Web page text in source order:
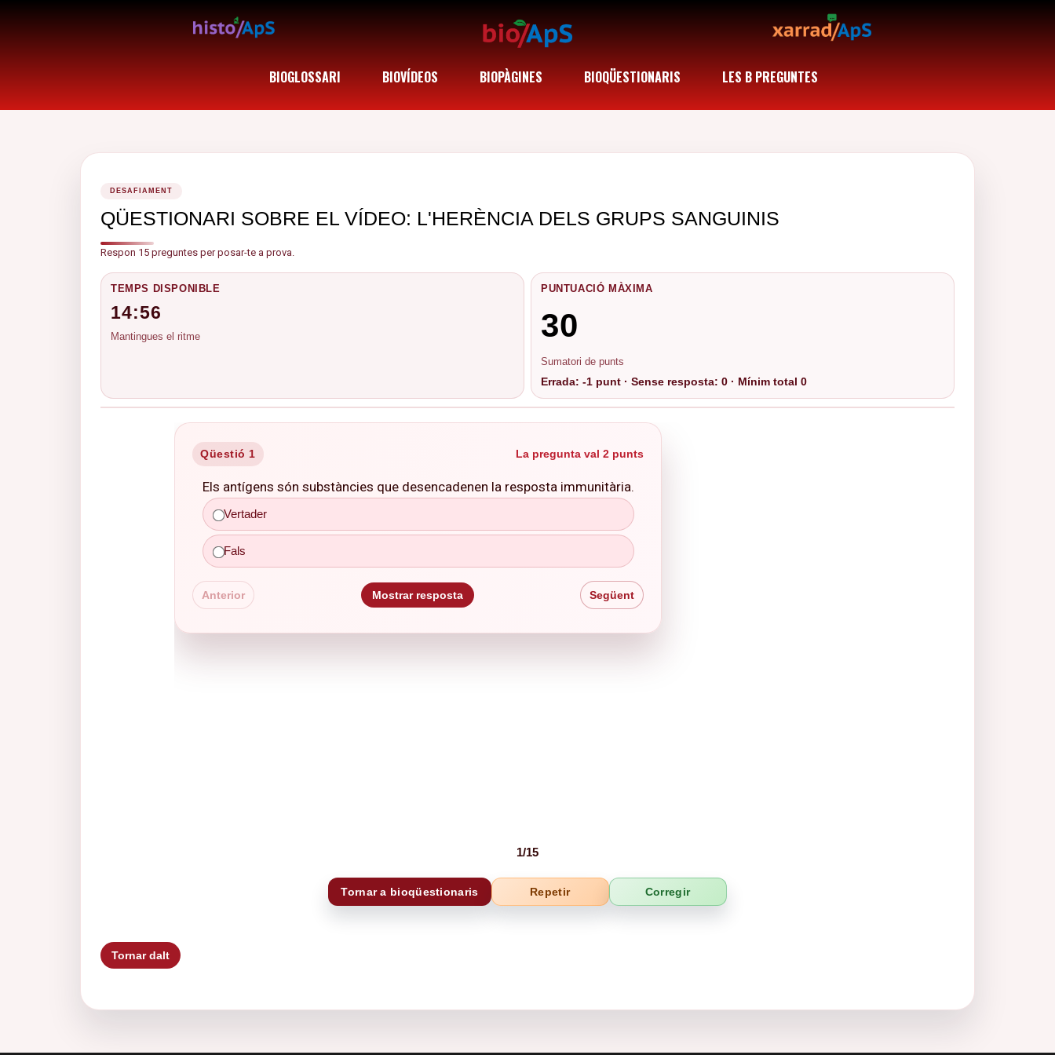
BIOGLOSSARI BIOVÍDEOS BIOPÀGINES BIOQÜESTIONARIS LES B PREGUNTES
DESAFIAMENT
QÜESTIONARI SOBRE EL VÍDEO: L'HERÈNCIA DELS GRUPS SANGUINIS
Respon 15 preguntes per posar-te a prova.
TEMPS DISPONIBLE
14:56
Mantingues el ritme
PUNTUACIÓ MÀXIMA
30
Sumatori de punts
Errada: -1 punt · Sense resposta: 0 · Mínim total 0
Qüestió 1 La pregunta val 2 punts
Els antígens són substàncies que desencadenen la resposta immunitària.
Vertader
Fals
Anterior Mostrar resposta Següent
Vertader
1/15
Tornar a bioqüestionaris Repetir
Tornar dalt